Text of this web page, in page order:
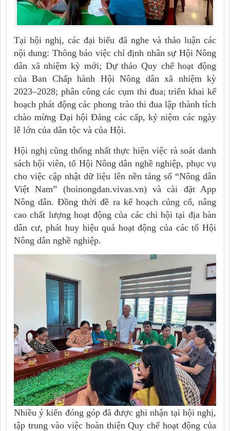
Tại hội nghị, các đại biểu đã nghe và thảo luận các
nội dung: Thông báo việc chỉ định nhân sự Hội Nông
dân xã nhiệm kỳ mới; Dự thảo Quy chế hoạt động
của Ban Chấp hành Hội Nông dân xã nhiệm kỳ
2023–2028; phân công các cụm thi đua; triển khai kế
hoạch phát động các phong trào thi đua lập thành tích
chào mừng Đại hội Đảng các cấp, kỷ niệm các ngày
lễ lớn của dân tộc và của Hội.
Hội nghị cũng thống nhất thực hiện việc rà soát danh
sách hội viên, tổ Hội Nông dân nghề nghiệp, phục vụ
cho việc cập nhật dữ liệu lên nền tảng số “Nông dân
Việt Nam” (hoinongdan.vivas.vn) và cài đặt App
Nông dân. Đồng thời đề ra kế hoạch củng cố, nâng
cao chất lượng hoạt động của các chi hội tại địa bàn
dân cư, phát huy hiệu quả hoạt động của các tổ Hội
Nông dân nghề nghiệp.
Nhiều ý kiến đóng góp đã được ghi nhận tại hội nghị,
tập trung vào việc hoàn thiện Quy chế hoạt động của